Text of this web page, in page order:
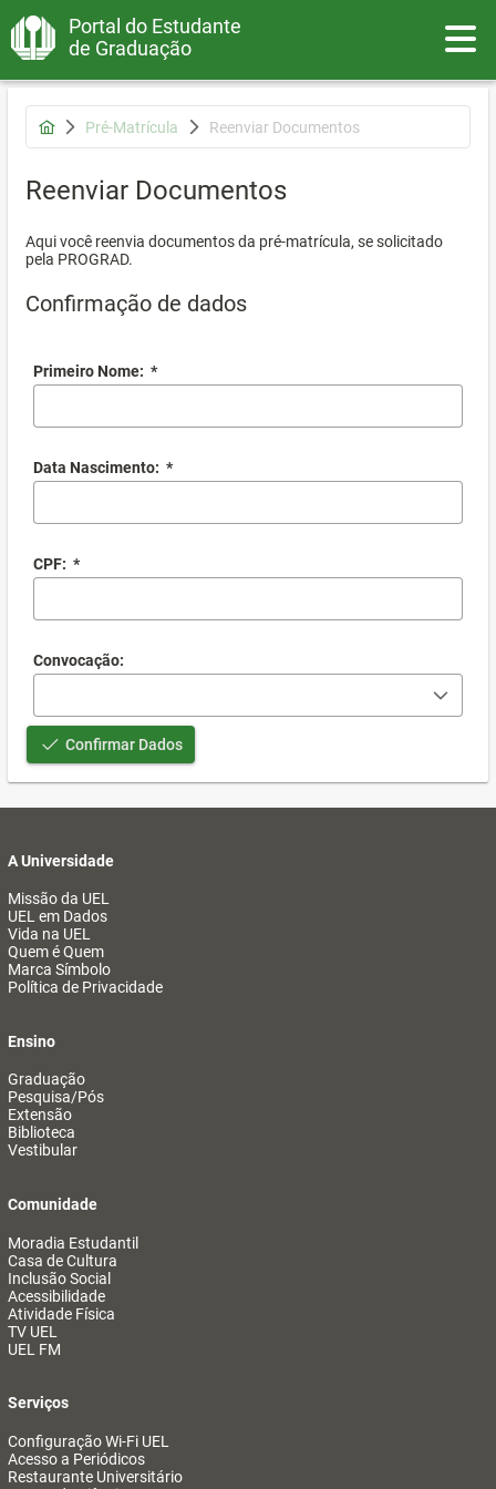
Portal do Estudante
de Graduação
Pré-Matrícula Reenviar Documentos
Reenviar Documentos
Aqui você reenvia documentos da pré-matrícula, se solicitado
pela PROGRAD.
Confirmação de dados
Primeiro Nome: *
Data Nascimento: *
CPF: *
Convocação:
Confirmar Dados
A Universidade
Missão da UEL
UEL em Dados
Vida na UEL
Quem é Quem
Marca Símbolo
Política de Privacidade
Ensino
Graduação
Pesquisa/Pós
Extensão
Biblioteca
Vestibular
Comunidade
Moradia Estudantil
Casa de Cultura
Inclusão Social
Acessibilidade
Atividade Física
TV UEL
UEL FM
Serviços
Configuração Wi-Fi UEL
Acesso a Periódicos
Restaurante Universitário